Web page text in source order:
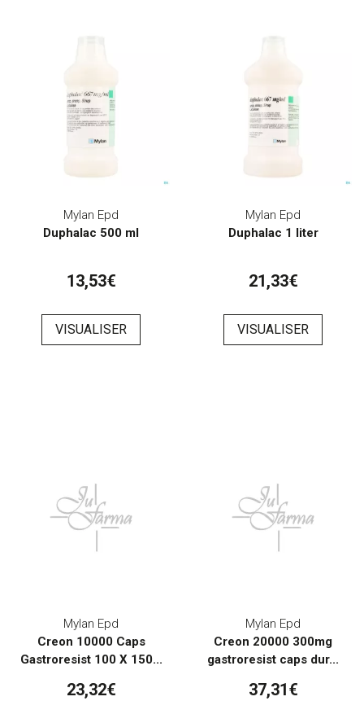
Mylan Epd
Duphalac 500 ml
13,53€
VISUALISER
Mylan Epd
Duphalac 1 liter
21,33€
VISUALISER
Mylan Epd
Creon 10000 Caps
Gastroresist 100 X 150...
23,32€
Mylan Epd
Creon 20000 300mg
gastroresist caps dur...
37,31€